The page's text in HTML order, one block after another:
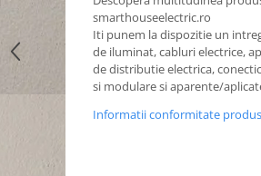
smarthouseelectric.ro
Iti punem la dispozitie un
de iluminat, cabluri electrice,
de distributie electrica,
si modulare si aparente/
Informatii conformitate produs